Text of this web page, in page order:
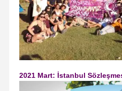
2021 Mart: İstanbul